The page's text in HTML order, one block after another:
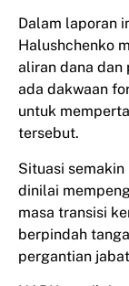
Dalam laporan
Halushchenko
aliran dana dan
ada dakwaan
untuk
tersebut.
Situasi
dinilai
masa transisi
berpindah
pergantian